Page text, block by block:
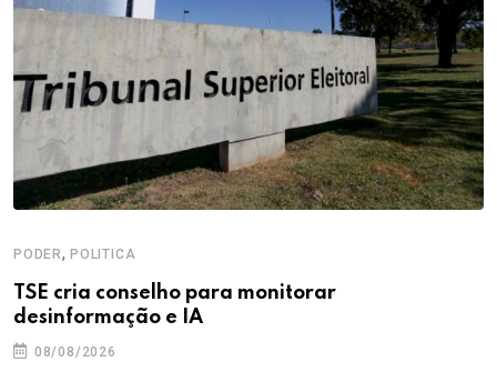
PODER, POLITICA
TSE cria conselho para monitorar
desinformação e IA
08/08/2026